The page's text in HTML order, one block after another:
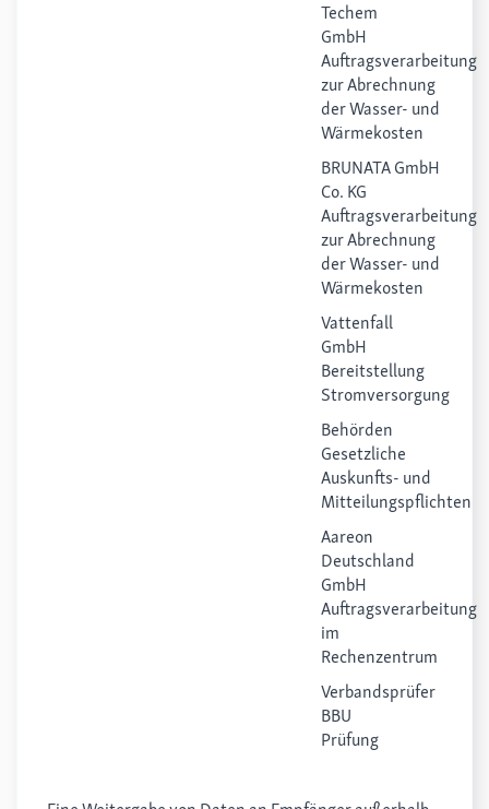
Techem
GmbH
Auftragsverarbeitung
zur Abrechnung
der Wasser- und
Wärmekosten
BRUNATA GmbH
Co. KG
Auftragsverarbeitung
zur Abrechnung
der Wasser- und
Wärmekosten
Vattenfall
GmbH
Bereitstellung
Stromversorgung
Gesetzliche
Auskunfts- und
Mitteilungspflichten
Aareon
Deutschland
GmbH
Auftragsverarbeitung
im
Rechenzentrum
Verbandsprüfer
BBU
Prüfung